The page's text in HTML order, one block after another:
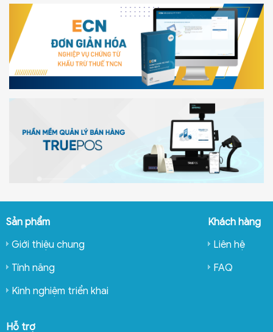
Sản phẩm
Giới thiệu chung
Tính năng
Kinh nghiệm triển khai
Khách hàng
Liên hệ
FAQ
Hỗ trợ